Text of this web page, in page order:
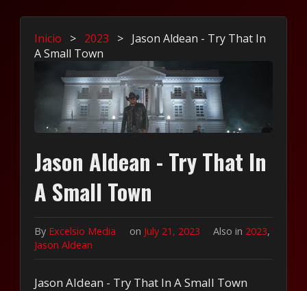
Inicio > 2023 > Jason Aldean - Try That In
A Small Town
Jason Aldean - Try That In
A Small Town
By Excelsio Media on July 21, 2023 Also in 2023,
Jason Aldean
Jason Aldean - Try That In A Small Town